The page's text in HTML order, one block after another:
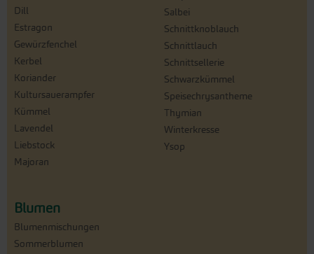
Dill
Estragon
Gewürzfenchel
Kerbel
Koriander
Kultursauerampfer
Kümmel
Lavendel
Liebstock
Majoran
Salbei
Schnittknoblauch
Schnittlauch
Schnittsellerie
Schwarzkümmel
Speisechrysantheme
Thymian
Winterkresse
Ysop
Blumen
Blumenmischungen
Sommerblumen